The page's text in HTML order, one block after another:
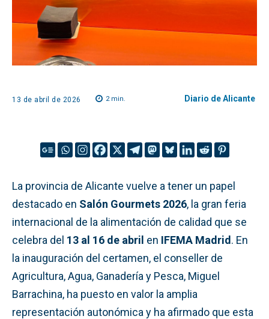
13 de abril de 2026 2min. Diario de Alicante
La provincia de Alicante vuelve a tener un papel
destacado en Salón Gourmets 2026, la gran feria
internacional de la alimentación de calidad que se
celebra del 13 al 16 de abril en IFEMA Madrid. En
la inauguración del certamen, el conseller de
Agricultura, Agua, Ganadería y Pesca, Miguel
Barrachina, ha puesto en valor la amplia
representación autonómica y ha afirmado que esta